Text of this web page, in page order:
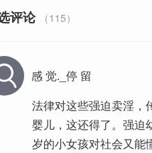
评论 （115）
感 觉._停 留
法律对这些强迫卖淫，
婴儿，这还得了。强迫
岁的小女孩对社会又能